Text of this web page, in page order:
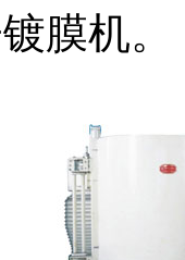
膜机。